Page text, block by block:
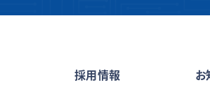
採用情報 お